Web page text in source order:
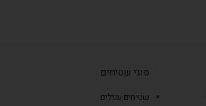
סוגי שטיחים
שטיחים עגולים